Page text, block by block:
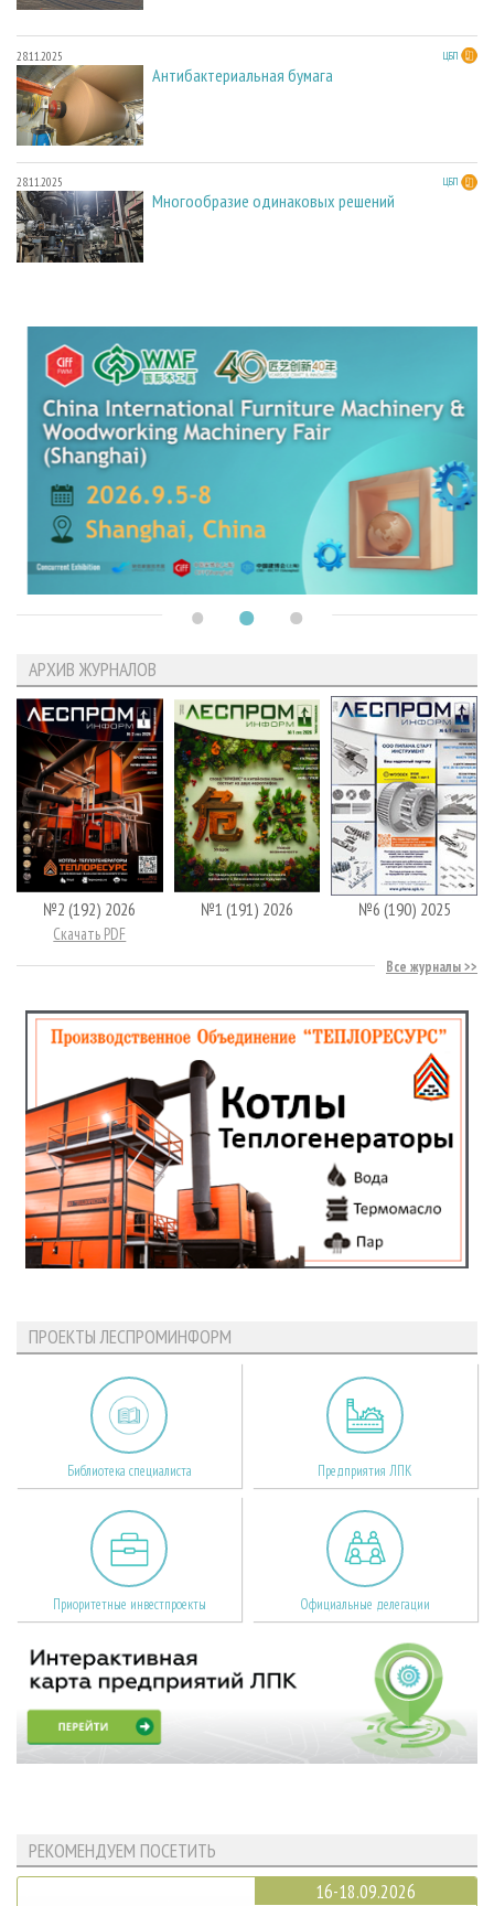
28.11.2025 ЦБП
Антибактериальная бумага
28.11.2025 ЦБП
Многообразие одинаковых решений
АРХИВ ЖУРНАЛОВ
№2 (192) 2026
Скачать PDF
№1 (191) 2026 №6 (190) 2025
Все журналы
ПРОЕКТЫ ЛЕСПРОМИНФОРМ
Библиотека специалиста Предприятия ЛПК
Приоритетные инвестпроекты Официальные делегации
РЕКОМЕНДУЕМ ПОСЕТИТЬ
16-18.09.2026